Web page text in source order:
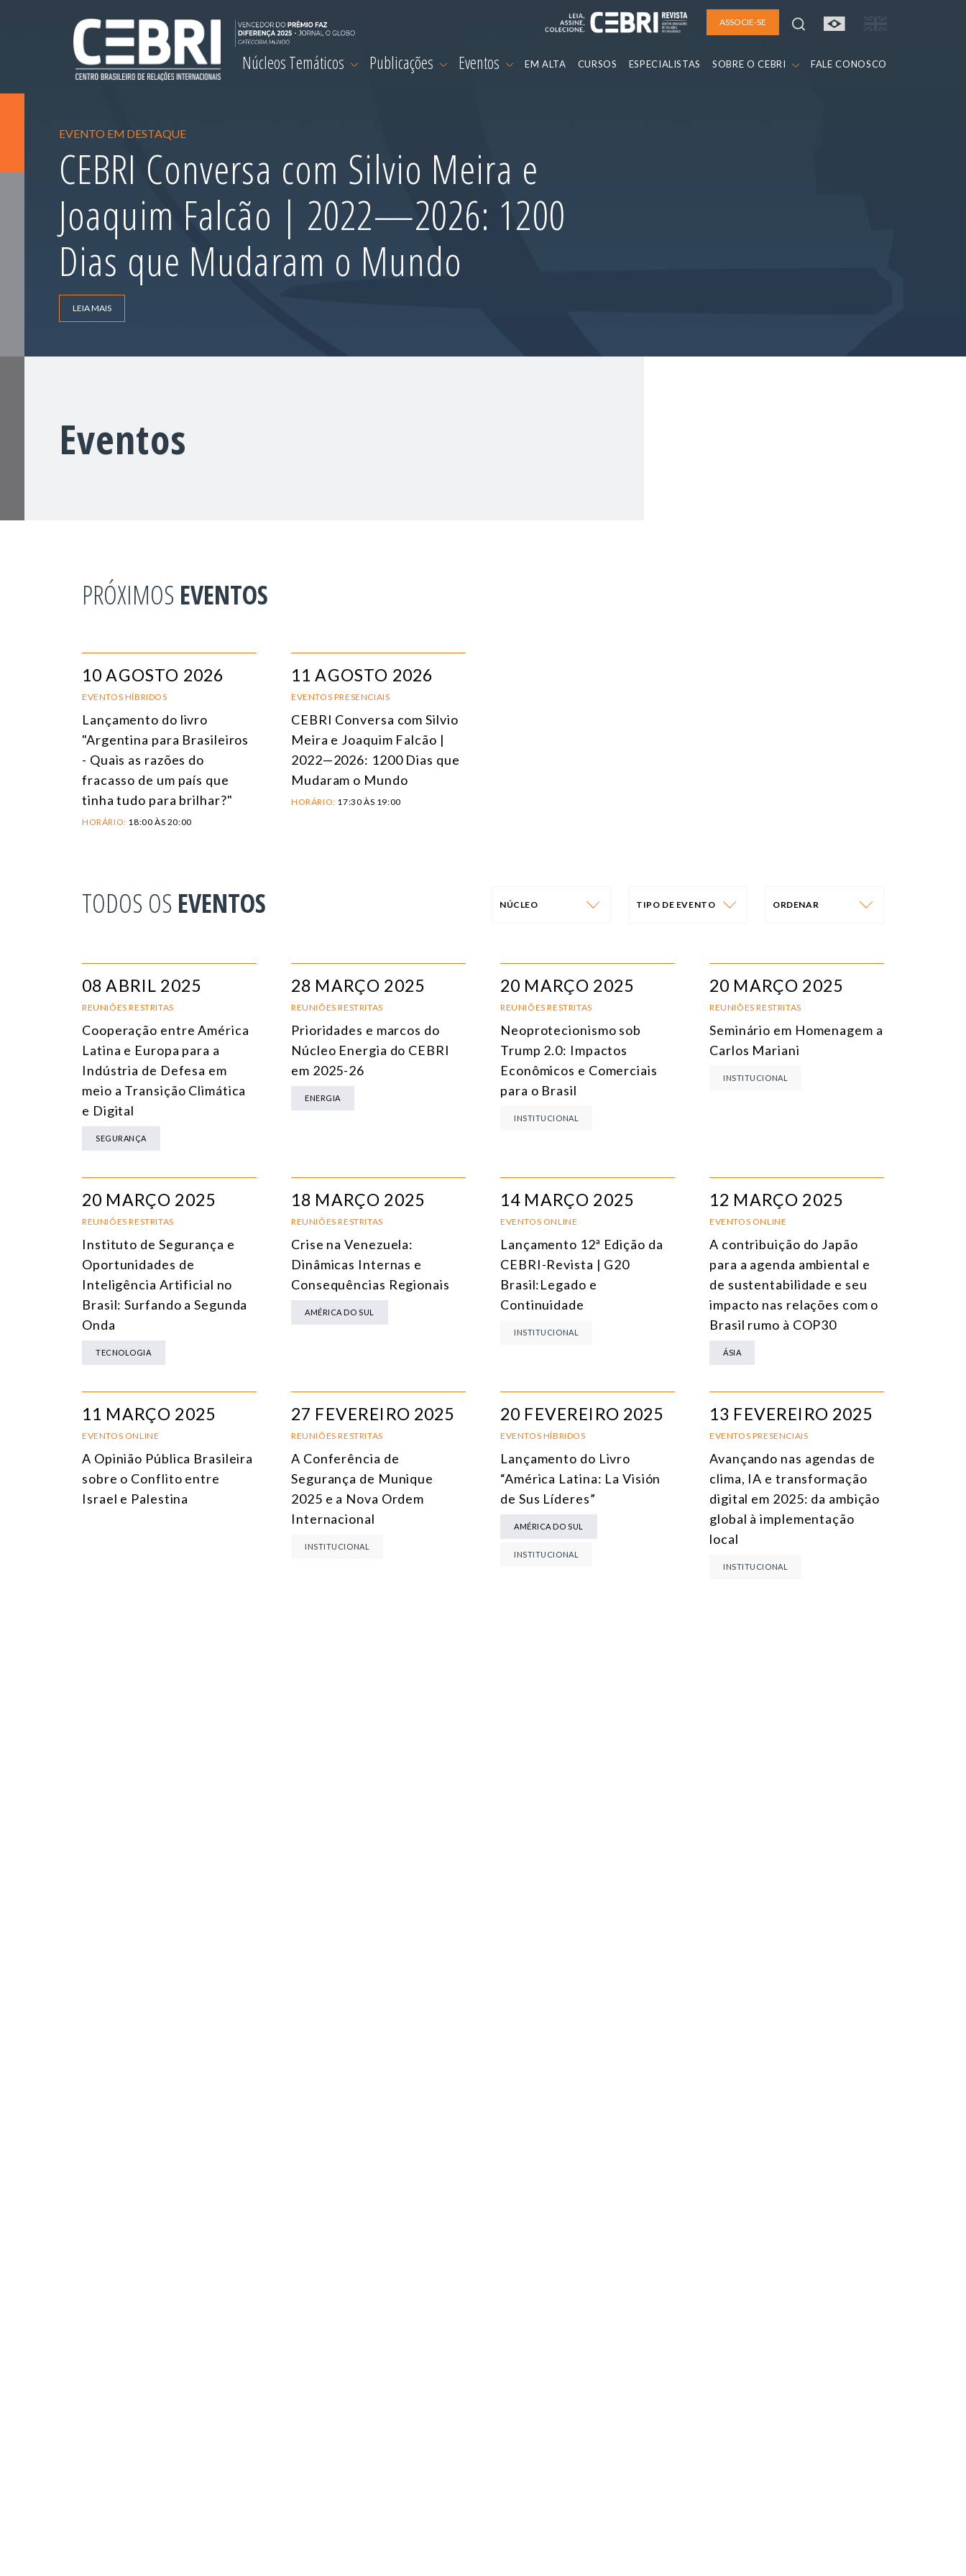
ASSOCIE-SE
Núcleos Temáticos Publicações Eventos EM ALTA CURSOS ESPECIALISTAS SOBRE O CEBRI FALE CONOSCO
EVENTO EM DESTAQUE
CEBRI Conversa com Silvio Meira e
Joaquim Falcão | 2022—2026: 1200
Dias que Mudaram o Mundo
LEIA MAIS
Eventos
PRÓXIMOS EVENTOS
10 AGOSTO 2026
EVENTOS HÍBRIDOS
Lançamento do livro
"Argentina para Brasileiros
- Quais as razões do
fracasso de um país que
tinha tudo para brilhar?"
HORÁRIO: 18:00 ÀS 20:00
11 AGOSTO 2026
EVENTOS PRESENCIAIS
CEBRI Conversa com Silvio
Meira e Joaquim Falcão |
2022—2026: 1200 Dias que
Mudaram o Mundo
HORÁRIO: 17:30 ÀS 19:00
TODOS OS EVENTOS NÚCLEO
AMÉRICA DO SUL
ÁSIA
EUROPA
AGRO
CULTURA E RELAÇÕES INTERNACIONAIS
DEFESA E SEGURANÇA INTERNACIONAL
ENERGIA
TIPO DE EVENTO
CONFERÊNCIAS
TODOS OS EVENTOS
ORDENAR
TEMA
08 ABRIL 2025
REUNIÕES RESTRITAS
Cooperação entre América
Latina e Europa para a
Indústria de Defesa em
meio a Transição Climática
e Digital
SEGURANÇA
28 MARÇO 2025
REUNIÕES RESTRITAS
Prioridades e marcos do
Núcleo Energia do CEBRI
em 2025-26
ENERGIA
20 MARÇO 2025
REUNIÕES RESTRITAS
Neoprotecionismo sob
Trump 2.0: Impactos
Econômicos e Comerciais
para o Brasil
INSTITUCIONAL
20 MARÇO 2025
REUNIÕES RESTRITAS
Seminário em Homenagem a
Carlos Mariani
INSTITUCIONAL
20 MARÇO 2025
REUNIÕES RESTRITAS
Instituto de Segurança e
Oportunidades de
Inteligência Artificial no
Brasil: Surfando a Segunda
Onda
TECNOLOGIA
18 MARÇO 2025
REUNIÕES RESTRITAS
Crise na Venezuela:
Dinâmicas Internas e
Consequências Regionais
AMÉRICA DO SUL
14 MARÇO 2025
EVENTOS ONLINE
Lançamento 12ª Edição da
CEBRI-Revista | G20
Brasil:Legado e
Continuidade
INSTITUCIONAL
12 MARÇO 2025
EVENTOS ONLINE
A contribuição do Japão
para a agenda ambiental e
de sustentabilidade e seu
impacto nas relações com o
Brasil rumo à COP30
ÁSIA
11 MARÇO 2025
EVENTOS ONLINE
A Opinião Pública Brasileira
sobre o Conflito entre
Israel e Palestina
27 FEVEREIRO 2025
REUNIÕES RESTRITAS
A Conferência de
Segurança de Munique
2025 e a Nova Ordem
Internacional
INSTITUCIONAL
20 FEVEREIRO 2025
EVENTOS HÍBRIDOS
Lançamento do Livro
“América Latina: La Visión
de Sus Líderes”
AMÉRICA DO SUL
INSTITUCIONAL
13 FEVEREIRO 2025
EVENTOS PRESENCIAIS
Avançando nas agendas de
clima, IA e transformação
digital em 2025: da ambição
global à implementação
local
INSTITUCIONAL